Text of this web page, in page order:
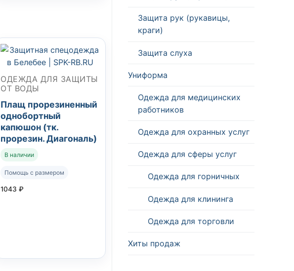
ОДЕЖДА ДЛЯ ЗАЩИТЫ
ОТ ВОДЫ
Плащ прорезиненный
однобортный
капюшон (тк.
прорезин. Диагональ)
В наличии
Помощь с размером
1043₽
Защита рук (рукавицы,
краги)
Защита слуха
Униформа
Одежда для медицинских
работников
Одежда для охранных услуг
Одежда для сферы услуг
Одежда для горничных
Одежда для клининга
Одежда для торговли
Хиты продаж